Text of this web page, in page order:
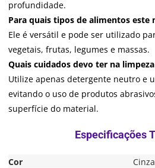
profundidade.
Para quais tipos de alimentos este
Ele é versátil e pode ser utilizado
vegetais, frutas, legumes e massas.
Quais cuidados devo ter na
Utilize apenas detergente neutro e
evitando o uso de produtos
superfície do material.
Cor